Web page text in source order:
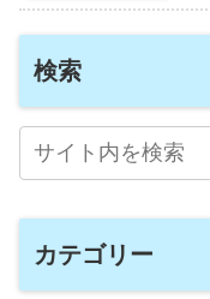
検索
カテゴリー